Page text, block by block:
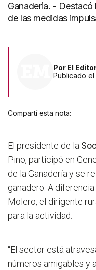
Ganadería. -
de las medidas
Por El
Publicado el
Compartí esta nota:
El presidente de la
Pino, participó en
de la Ganadería y se
ganadero. A
Molero, el dirigente
para la actividad.
“El sector está
números amigables y